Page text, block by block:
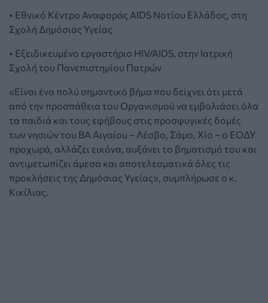
• Εθνικό Κέντρο Αναφοράς AIDS Νοτίου Ελλάδος, στη
Σχολή Δημόσιας Υγείας
• Εξειδικευμένο εργαστήριο HIV/AIDS, στην Ιατρική
Σχολή του Πανεπιστημίου Πατρών
«Είναι ένα πολύ σημαντικό βήμα που δείχνει ότι μετά
από την προσπάθεια του Οργανισμού να εμβολιάσει όλα
τα παιδιά και τους εφήβους στις προσφυγικές δομές
των νησιών του ΒΑ Αιγαίου – Λέσβο, Σάμο, Χίο – ο ΕΟΔΥ
προχωρά, αλλάζει εικόνα, αυξάνει το βηματισμό του και
αντιμετωπίζει άμεσα και αποτελεσματικά όλες τις
προκλήσεις της Δημόσιας Υγείας», συμπλήρωσε ο κ.
Κικίλιας.